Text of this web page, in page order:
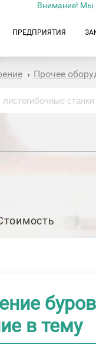
Внимание! Мы
ПРЕДПРИЯТИЯ
› Прочее
в тему